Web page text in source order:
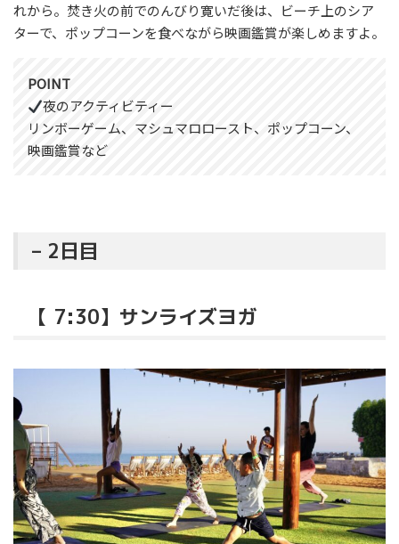
れから。焚き火の前でのんびり寛いだ後は、ビーチ上のシア
ターで、ポップコーンを食べながら映画鑑賞が楽しめますよ。
POINT
夜のアクティビティー
リンボーゲーム、マシュマロロースト、ポップコーン、
映画鑑賞など
– 2日目
【 7:30】サンライズヨガ